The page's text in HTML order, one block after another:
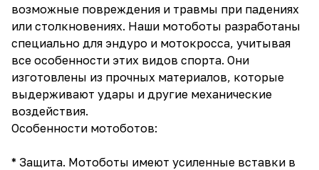
возможные повреждения и травмы при падениях
или столкновениях. Наши мотоботы разработаны
специально для эндуро и мотокросса, учитывая
все особенности этих видов спорта. Они
изготовлены из прочных материалов, которые
выдерживают удары и другие механические
воздействия.
Особенности мотоботов:
* Защита. Мотоботы имеют усиленные вставки в